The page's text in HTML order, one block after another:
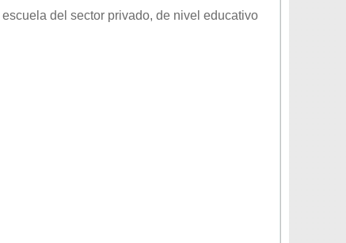
del sector privado, de nivel educativo